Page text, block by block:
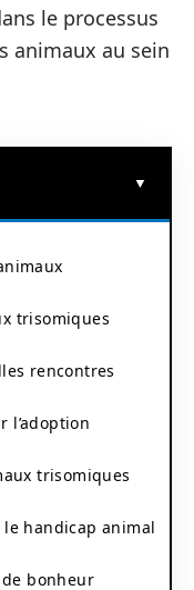
le processus
animaux au sein
trisomiques
rencontres
l’adoption
trisomiques
handicap animal
de bonheur